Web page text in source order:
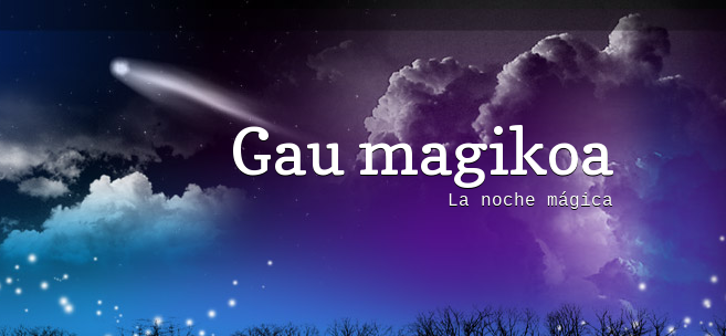
Gau magikoa
La noche mágica